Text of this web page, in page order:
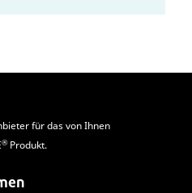
für das von Ihnen
® Produkt.